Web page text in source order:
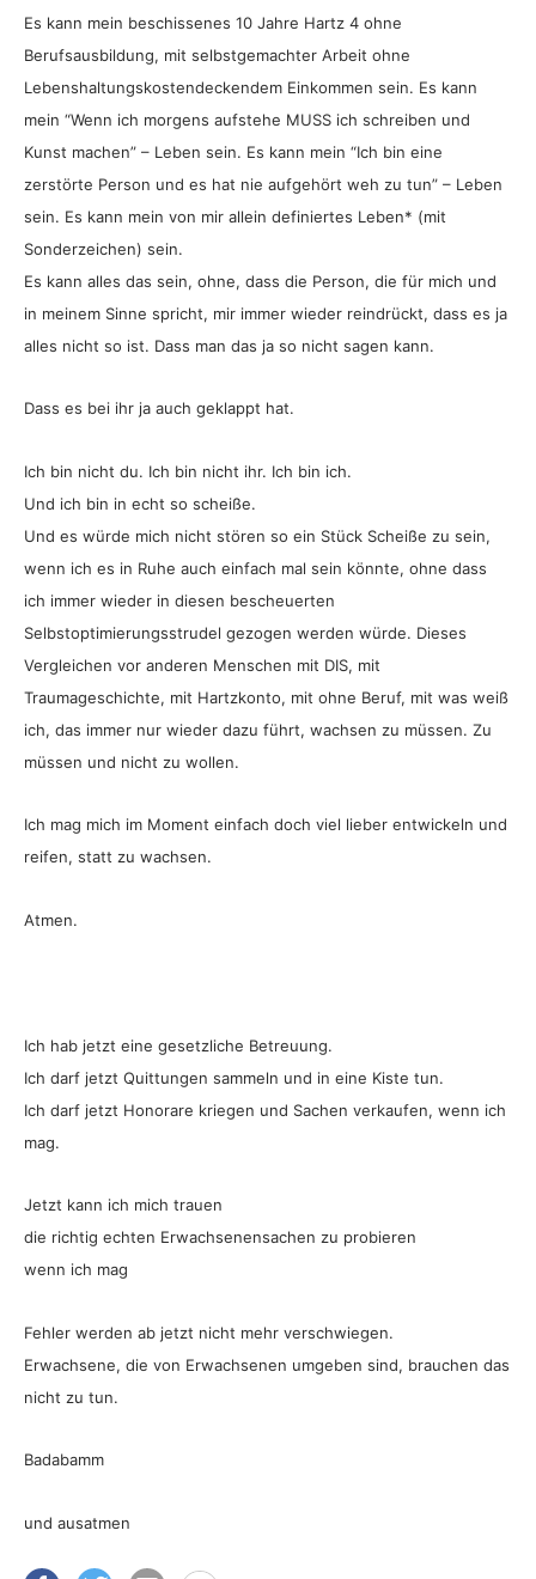
Es kann mein beschissenes 10 Jahre Hartz 4 ohne
Berufsausbildung, mit selbstgemachter Arbeit ohne
Lebenshaltungskostendeckendem Einkommen sein. Es kann
mein “Wenn ich morgens aufstehe MUSS ich schreiben und
Kunst machen” – Leben sein. Es kann mein “Ich bin eine
zerstörte Person und es hat nie aufgehört weh zu tun” – Leben
sein. Es kann mein von mir allein definiertes Leben* (mit
Sonderzeichen) sein.
Es kann alles das sein, ohne, dass die Person, die für mich und
in meinem Sinne spricht, mir immer wieder reindrückt, dass es ja
alles nicht so ist. Dass man das ja so nicht sagen kann.
Dass es bei ihr ja auch geklappt hat.
Ich bin nicht du. Ich bin nicht ihr. Ich bin ich.
Und ich bin in echt so scheiße.
Und es würde mich nicht stören so ein Stück Scheiße zu sein,
wenn ich es in Ruhe auch einfach mal sein könnte, ohne dass
ich immer wieder in diesen bescheuerten
Selbstoptimierungsstrudel gezogen werden würde. Dieses
Vergleichen vor anderen Menschen mit DIS, mit
Traumageschichte, mit Hartzkonto, mit ohne Beruf, mit was weiß
ich, das immer nur wieder dazu führt, wachsen zu müssen. Zu
müssen und nicht zu wollen.
Ich mag mich im Moment einfach doch viel lieber entwickeln und
reifen, statt zu wachsen.
Atmen.
Ich hab jetzt eine gesetzliche Betreuung.
Ich darf jetzt Quittungen sammeln und in eine Kiste tun.
Ich darf jetzt Honorare kriegen und Sachen verkaufen, wenn ich
mag.
Jetzt kann ich mich trauen
die richtig echten Erwachsenensachen zu probieren
wenn ich mag
Fehler werden ab jetzt nicht mehr verschwiegen.
Erwachsene, die von Erwachsenen umgeben sind, brauchen das
nicht zu tun.
Badabamm
und ausatmen